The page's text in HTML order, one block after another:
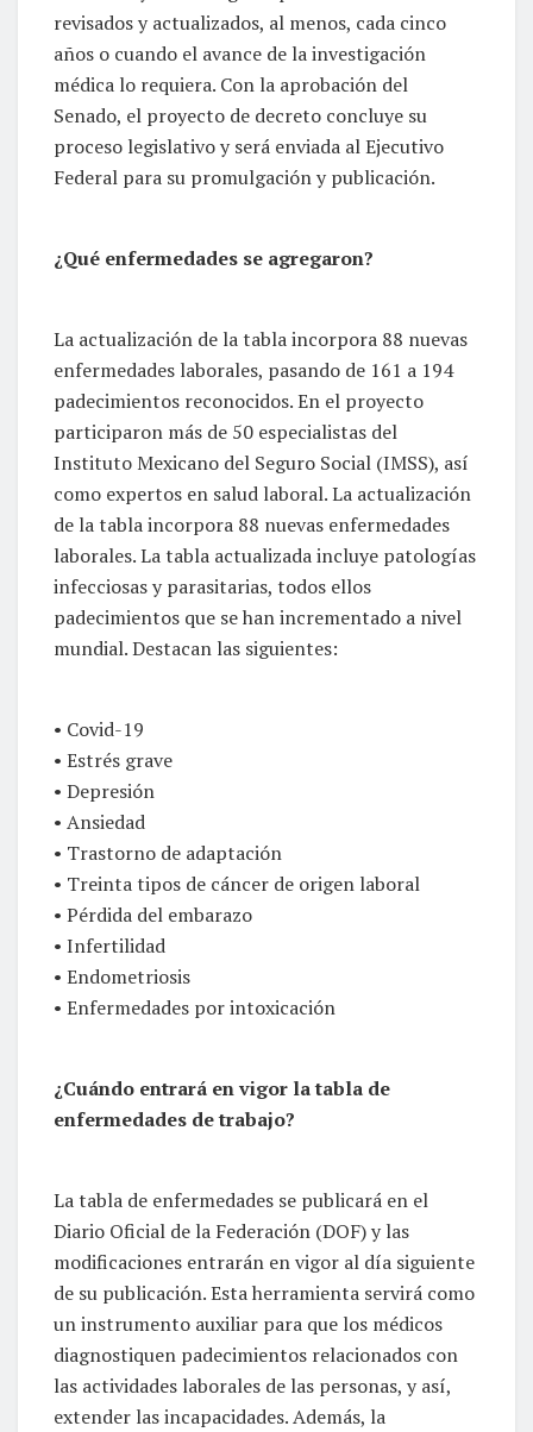
revisados y actualizados, al menos, cada cinco
años o cuando el avance de la investigación
médica lo requiera. Con la aprobación del
Senado, el proyecto de decreto concluye su
proceso legislativo y será enviada al Ejecutivo
Federal para su promulgación y publicación.
¿Qué enfermedades se agregaron?
La actualización de la tabla incorpora 88 nuevas
enfermedades laborales, pasando de 161 a 194
padecimientos reconocidos. En el proyecto
participaron más de 50 especialistas del
Instituto Mexicano del Seguro Social (IMSS), así
como expertos en salud laboral. La actualización
de la tabla incorpora 88 nuevas enfermedades
laborales. La tabla actualizada incluye patologías
infecciosas y parasitarias, todos ellos
padecimientos que se han incrementado a nivel
mundial. Destacan las siguientes:
• Covid-19
• Estrés grave
• Depresión
• Ansiedad
• Trastorno de adaptación
• Treinta tipos de cáncer de origen laboral
• Pérdida del embarazo
• Infertilidad
• Endometriosis
• Enfermedades por intoxicación
¿Cuándo entrará en vigor la tabla de
enfermedades de trabajo?
La tabla de enfermedades se publicará en el
Diario Oficial de la Federación (DOF) y las
modificaciones entrarán en vigor al día siguiente
de su publicación. Esta herramienta servirá como
un instrumento auxiliar para que los médicos
diagnostiquen padecimientos relacionados con
las actividades laborales de las personas, y así,
extender las incapacidades. Además, la